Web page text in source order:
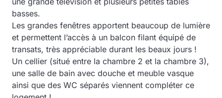
basses.
Les grandes fenêtres apportent beaucoup de lumière
et permettent l’accès à un balcon filant équipé de
transats, très appréciable durant les beaux jours !
Un cellier (situé entre la chambre 2 et la chambre 3),
une salle de bain avec douche et meuble vasque
ainsi que des WC séparés viennent compléter ce